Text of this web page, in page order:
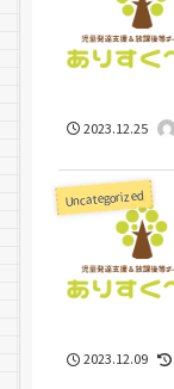
2023.12.25
Uncategorized
2023.12.09